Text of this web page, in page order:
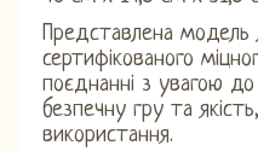
Представлена ​​модель
сертифікованого
поєднанні з увагою
безпечну гру та
використання.